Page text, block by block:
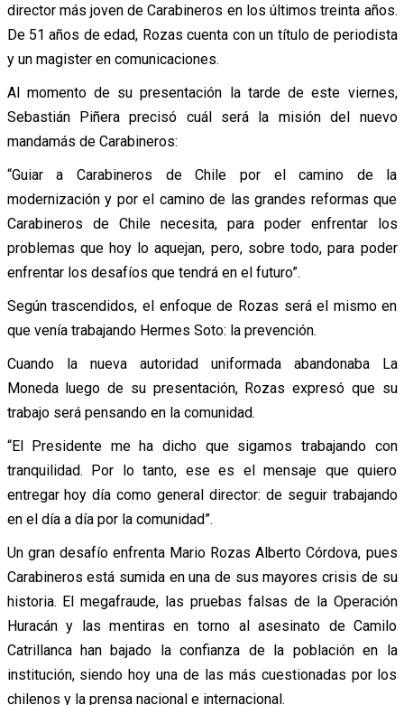
director más joven de Carabineros en los últimos treinta años.
De 51 años de edad, Rozas cuenta con un título de periodista
y un magister en comunicaciones.
Al momento de su presentación la tarde de este viernes,
Sebastián Piñera precisó cuál será la misión del nuevo
mandamás de Carabineros:
“Guiar a Carabineros de Chile por el camino de la
modernización y por el camino de las grandes reformas que
Carabineros de Chile necesita, para poder enfrentar los
problemas que hoy lo aquejan, pero, sobre todo, para poder
enfrentar los desafíos que tendrá en el futuro”.
Según trascendidos, el enfoque de Rozas será el mismo en
que venía trabajando Hermes Soto: la prevención.
Cuando la nueva autoridad uniformada abandonaba La
Moneda luego de su presentación, Rozas expresó que su
trabajo será pensando en la comunidad.
“El Presidente me ha dicho que sigamos trabajando con
tranquilidad. Por lo tanto, ese es el mensaje que quiero
entregar hoy día como general director: de seguir trabajando
en el día a día por la comunidad”.
Un gran desafío enfrenta Mario Rozas Alberto Córdova, pues
Carabineros está sumida en una de sus mayores crisis de su
historia. El megafraude, las pruebas falsas de la Operación
Huracán y las mentiras en torno al asesinato de Camilo
Catrillanca han bajado la confianza de la población en la
institución, siendo hoy una de las más cuestionadas por los
chilenos y la prensa nacional e internacional.